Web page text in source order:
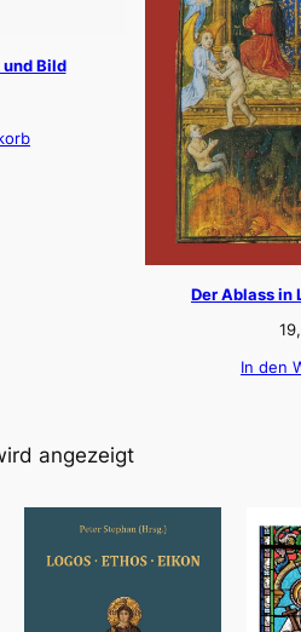
und Bild
Der Ablass in
In den
angezeigt